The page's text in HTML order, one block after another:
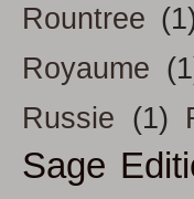
Rountree
Royaume
Russie (1)
Sage